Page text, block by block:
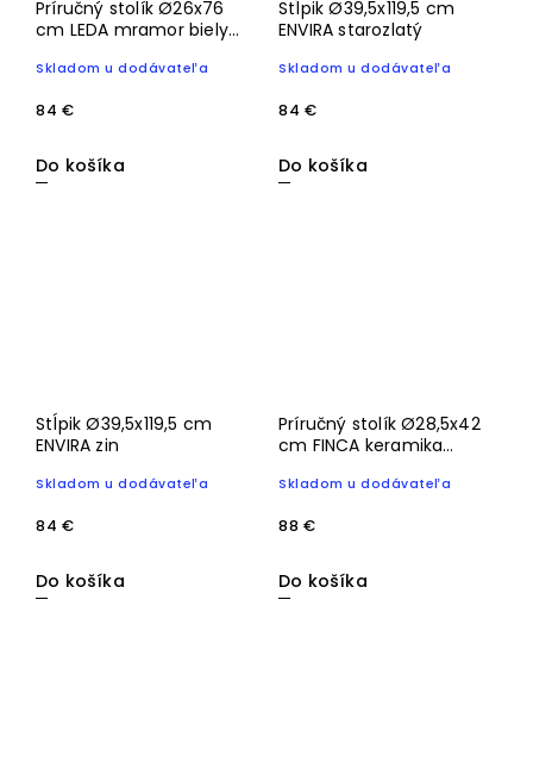
Príručný stolík Ø26x76
cm LEDA mramor biely
Skladom u dodávateľa
84 €
Do košíka
Stĺpik Ø39,5x119,5 cm
ENVIRA starozlatý
Skladom u dodávateľa
84 €
Do košíka
Stĺpik Ø39,5x119,5 cm
ENVIRA zin
Skladom u dodávateľa
84 €
Do košíka
Príručný stolík Ø28,5x42
cm FINCA keramika
Skladom u dodávateľa
88 €
Do košíka